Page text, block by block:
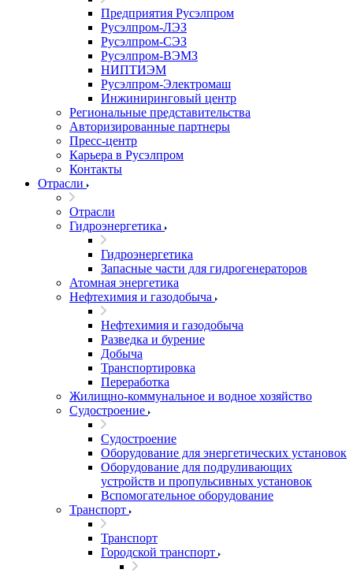
Предприятия Русэлпром
Русэлпром-ЛЭЗ
Русэлпром-СЭЗ
Русэлпром-ВЭМЗ
НИПТИЭМ
Русэлпром-Электромаш
Инжиниринговый центр
Региональные представительства
Авторизированные партнеры
Пресс-центр
Карьера в Русэлпром
Контакты
Отрасли
Отрасли
Гидроэнергетика
Гидроэнергетика
Запасные части для гидрогенераторов
Атомная энергетика
Нефтехимия и газодобыча
Нефтехимия и газодобыча
Разведка и бурение
Добыча
Транспортировка
Переработка
Жилищно-коммунальное и водное хозяйство
Судостроение
Судостроение
Оборудование для энергетических установок
Оборудование для подруливающих
устройств и пропульсивных установок
Вспомогательное оборудование
Транспорт
Транспорт
Городской транспорт